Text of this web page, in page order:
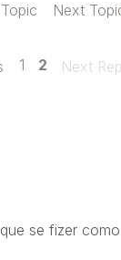
Next
1 2 Next
se fizer como